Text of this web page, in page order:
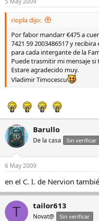
riopla dijo:
Por fabor mandarr €475 a
7421 59 2003486517 y
para cada intergante de la
Puede trasmitir mi mensaje
Estare agradecido muy.
Vladimir Timocescu
Barullo
De la casa Sin verificar
6 May 2009
en el C. I. de Nervion
T tailor613
Novat@ Sin verificar